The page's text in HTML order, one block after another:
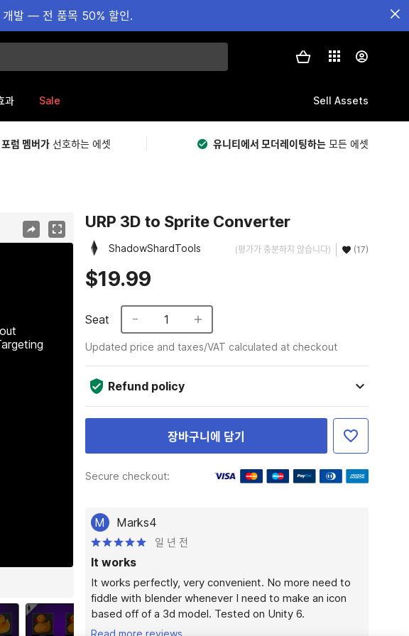
개발 — 전 품목 50% 할인.
과 Sale Sell Assets
럼 멤버가 선호하는 에셋 유니티에서 모더레이팅하는 모든 에셋
URP 3D to Sprite Converter
ShadowShardTools (평가가 충분하지 않습니다) (17)
$19.99
Seat 1
Updated price and taxes/VAT calculated at checkout
Refund policy
장바구니에 담기
Secure checkout:
M Marks4
일 년 전
It works
It works perfectly, very convenient. No more need to
fiddle with blender whenever I need to make an icon
based off of a 3d model. Tested on Unity 6.
Read more reviews